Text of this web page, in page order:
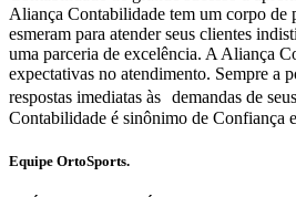
Aliança Contabilidade tem um corpo de
esmeram para atender seus clientes
uma parceria de excelência. A Aliança
expectativas no atendimento. Sempre a
respostas imediatas às demandas de
Contabilidade é sinônimo de Confiança
Equipe OrtoSports.